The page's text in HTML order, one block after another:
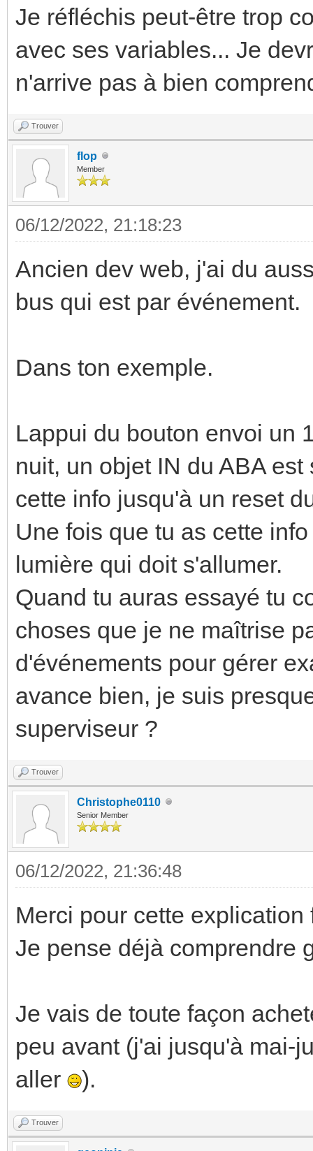
Je réfléchis peut-être trop
avec ses variables... Je
n'arrive pas à bien
Trouver
flop
Member
06/12/2022, 21:18:23
Ancien dev web, j'ai du
bus qui est par événement.
Dans ton exemple.
Lappui du bouton envoi un
nuit, un objet IN du ABA
cette info jusqu'à un reset
Une fois que tu as cette
lumière qui doit s'allumer.
Quand tu auras essayé tu
choses que je ne maîtrise
d'événements pour gérer
avance bien, je suis
superviseur ?
Trouver
Christophe0110
Senior Member
06/12/2022, 21:36:48
Merci pour cette explication
Je pense déjà comprendre
Je vais de toute façon
peu avant (j'ai jusqu'à mai-
aller
).
Trouver